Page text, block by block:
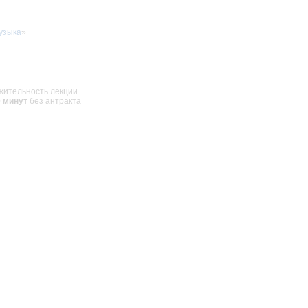
»
лекции
минут без антракта